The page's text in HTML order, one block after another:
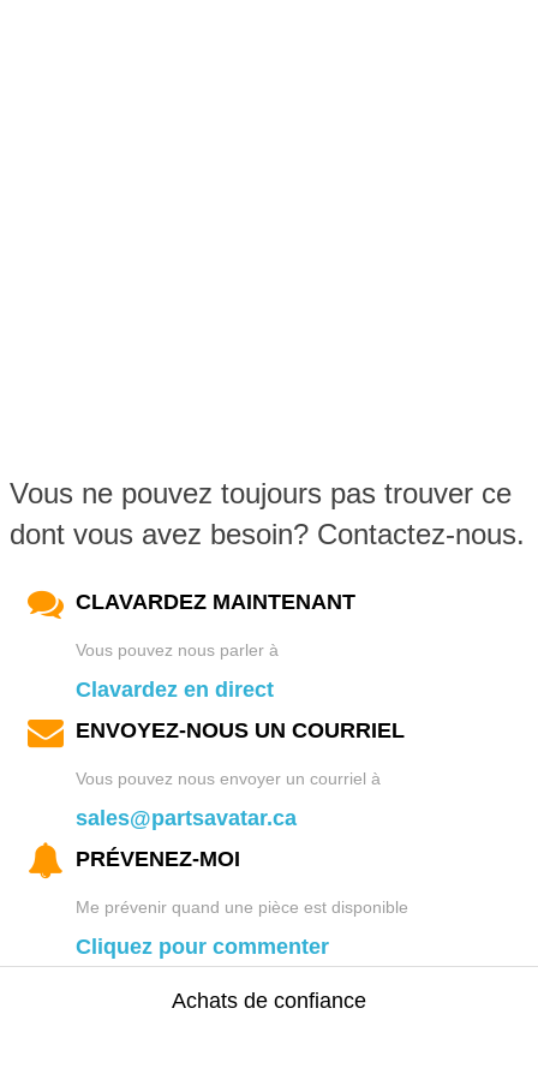
Vous ne pouvez toujours pas trouver ce
dont vous avez besoin? Contactez-nous.
CLAVARDEZ MAINTENANT
Vous pouvez nous parler à
Clavardez en direct
ENVOYEZ-NOUS UN COURRIEL
Vous pouvez nous envoyer un courriel à
sales@partsavatar.ca
PRÉVENEZ-MOI
Me prévenir quand une pièce est disponible
Cliquez pour commenter
Achats de confiance